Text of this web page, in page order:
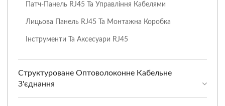
Патч-Панель RJ45 Та Управління Кабелями
Лицьова Панель RJ45 Та Монтажна Коробка
Інструменти Та Аксесуари RJ45
Структуроване Оптоволоконне Кабельне
З'єднання